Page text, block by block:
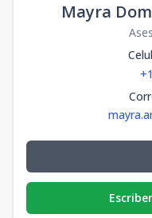
Mayra